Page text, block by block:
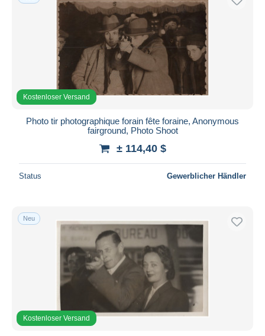
Kostenloser Versand
Photo tir photographique forain fête foraine, Anonymous
fairground, Photo Shoot
± 114,40 $
Status Gewerblicher Händler
Neu
Kostenloser Versand